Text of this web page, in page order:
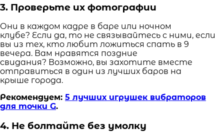
3. Проверьте их фотографии
Они в каждом кадре в баре или ночном
клубе? Если да, то не связывайтесь с ними, если
вы из тех, кто любит ложиться спать в 9
вечера. Вам нравятся поздние
свидания? Возможно, вы захотите вместе
отправиться в один из лучших баров на
крыше города.
Рекомендуем: 5 лучших игрушек вибраторов
для точки G.
4. Не болтайте без умолку